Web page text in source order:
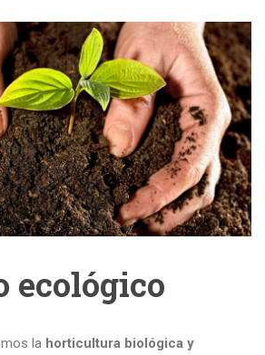
ecológico
la horticultura biológica y